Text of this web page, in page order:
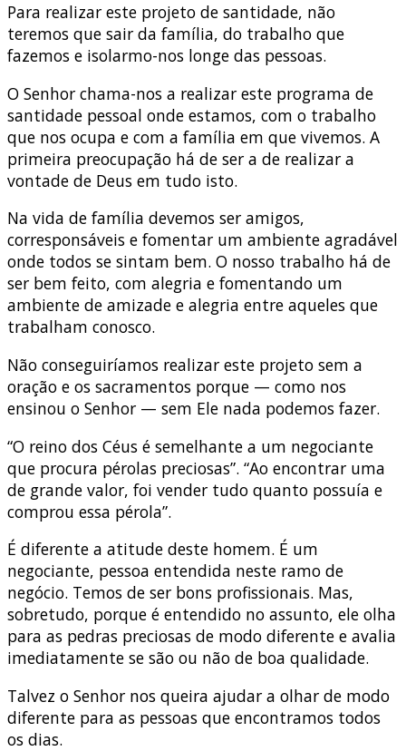
Para realizar este projeto de santidade, não
teremos que sair da família, do trabalho que
fazemos e isolarmo-nos longe das pessoas.
O Senhor chama-nos a realizar este programa de
santidade pessoal onde estamos, com o trabalho
que nos ocupa e com a família em que vivemos. A
primeira preocupação há de ser a de realizar a
vontade de Deus em tudo isto.
Na vida de família devemos ser amigos,
corresponsáveis e fomentar um ambiente agradável
onde todos se sintam bem. O nosso trabalho há de
ser bem feito, com alegria e fomentando um
ambiente de amizade e alegria entre aqueles que
trabalham conosco.
Não conseguiríamos realizar este projeto sem a
oração e os sacramentos porque — como nos
ensinou o Senhor — sem Ele nada podemos fazer.
“O reino dos Céus é semelhante a um negociante
que procura pérolas preciosas”. “Ao encontrar uma
de grande valor, foi vender tudo quanto possuía e
comprou essa pérola”.
É diferente a atitude deste homem. É um
negociante, pessoa entendida neste ramo de
negócio. Temos de ser bons profissionais. Mas,
sobretudo, porque é entendido no assunto, ele olha
para as pedras preciosas de modo diferente e avalia
imediatamente se são ou não de boa qualidade.
Talvez o Senhor nos queira ajudar a olhar de modo
diferente para as pessoas que encontramos todos
os dias.